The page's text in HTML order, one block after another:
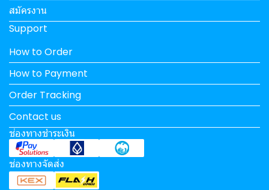
สมัครงาน
Support
How to Order
How to Payment
Order Tracking
Contact us
ช่องทางชำระเงิน
ช่องทางจัดส่ง